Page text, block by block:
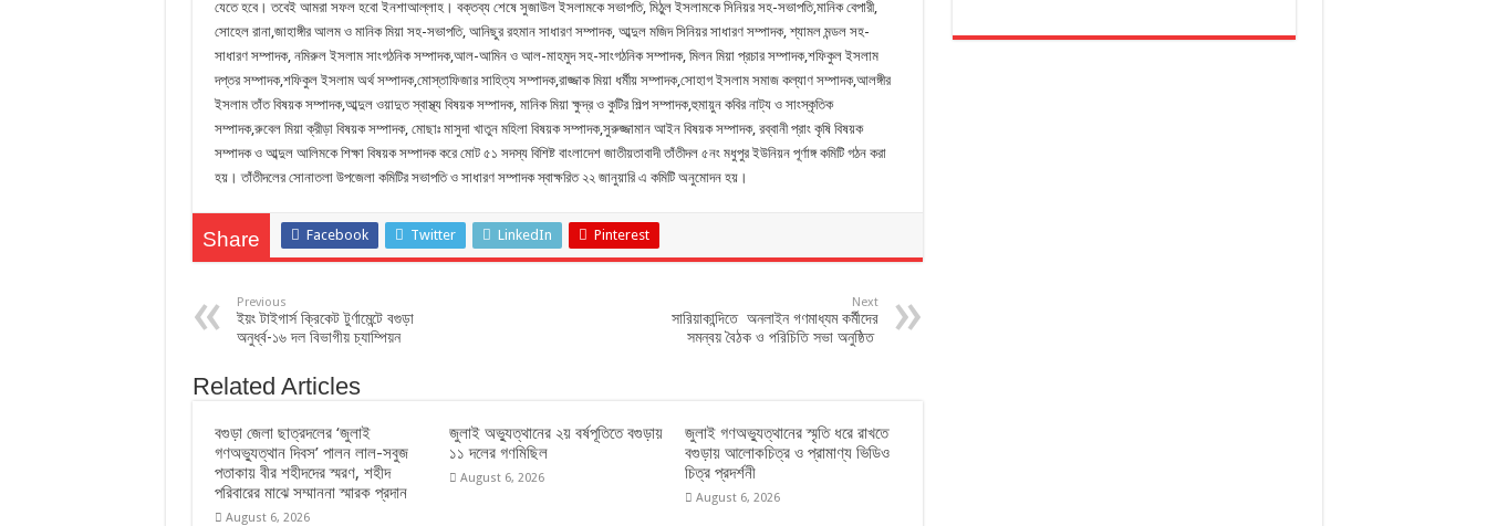
যেতে হবে। তবেই আমরা সফল হবো ইনশাআল্লাহ। বক্তব্য শেষে সুজাউল ইসলামকে সভাপতি, মিঠুল ইসলামকে সিনিয়র সহ-সভাপতি,মানিক বেপারী,
সোহেল রানা,জাহাঙ্গীর আলম ও মানিক মিয়া সহ-সভাপতি, আনিছুর রহমান সাধারণ সম্পাদক, আব্দুল মজিদ সিনিয়র সাধারণ সম্পাদক, শ্যামল মন্ডল সহ-
সাধারণ সম্পাদক, নমিরুল ইসলাম সাংগঠনিক সম্পাদক,আল-আমিন ও আল-মাহমুদ সহ-সাংগঠনিক সম্পাদক, মিলন মিয়া প্রচার সম্পাদক,শফিকুল ইসলাম
দপ্তর সম্পাদক,শফিকুল ইসলাম অর্থ সম্পাদক,মোস্তাফিজার সাহিত্য সম্পাদক,রাজ্জাক মিয়া ধর্মীয় সম্পাদক,সোহাগ ইসলাম সমাজ কল্যাণ সম্পাদক,আলঙ্গীর
ইসলাম তাঁত বিষয়ক সম্পাদক,আব্দুল ওয়াদুত স্বাস্থ্য বিষয়ক সম্পাদক, মানিক মিয়া ক্ষুদ্র ও কুটির শিল্প সম্পাদক,হুমায়ুন কবির নাট্য ও সাংস্কৃতিক
সম্পাদক,রুবেল মিয়া ক্রীড়া বিষয়ক সম্পাদক, মোছাঃ মাসুদা খাতুন মহিলা বিষয়ক সম্পাদক,সুরুজ্জামান আইন বিষয়ক সম্পাদক, রব্বানী প্রাং কৃষি বিষয়ক
সম্পাদক ও আব্দুল আলিমকে শিক্ষা বিষয়ক সম্পাদক করে মোট ৫১ সদস্য বিশিষ্ট বাংলাদেশ জাতীয়তাবাদী তাঁতীদল ৫নং মধুপুর ইউনিয়ন পূর্ণাঙ্গ কমিটি গঠন করা
হয়। তাঁতীদলের সোনাতলা উপজেলা কমিটির সভাপতি ও সাধারণ সম্পাদক স্বাক্ষরিত ২২ জানুয়ারি এ কমিটি অনুমোদন হয়।
Share Facebook Twitter LinkedIn Pinterest
Previous
ইয়ং টাইগার্স ক্রিকেট টুর্ণামেন্টে বগুড়া
অনুর্ধ্ব-১৬ দল বিভাগীয় চ্যাম্পিয়ন
Next
সারিয়াকান্দিতে অনলাইন গণমাধ্যম কর্মীদের
সমন্বয় বৈঠক ও পরিচিতি সভা অনুষ্ঠিত
Related Articles
বগুড়া জেলা ছাত্রদলের ‘জুলাই
গণঅভ্যুত্থান দিবস’ পালন লাল-সবুজ
পতাকায় বীর শহীদদের স্মরণ, শহীদ
পরিবারের মাঝে সম্মাননা স্মারক প্রদান
August 6, 2026
জুলাই অভ্যুত্থানের ২য় বর্ষপূতিতে বগুড়ায়
১১ দলের গণমিছিল
August 6, 2026
জুলাই গণঅভ্যুত্থানের স্মৃতি ধরে রাখতে
বগুড়ায় আলোকচিত্র ও প্রামাণ্য ভিডিও
চিত্র প্রদর্শনী
August 6, 2026